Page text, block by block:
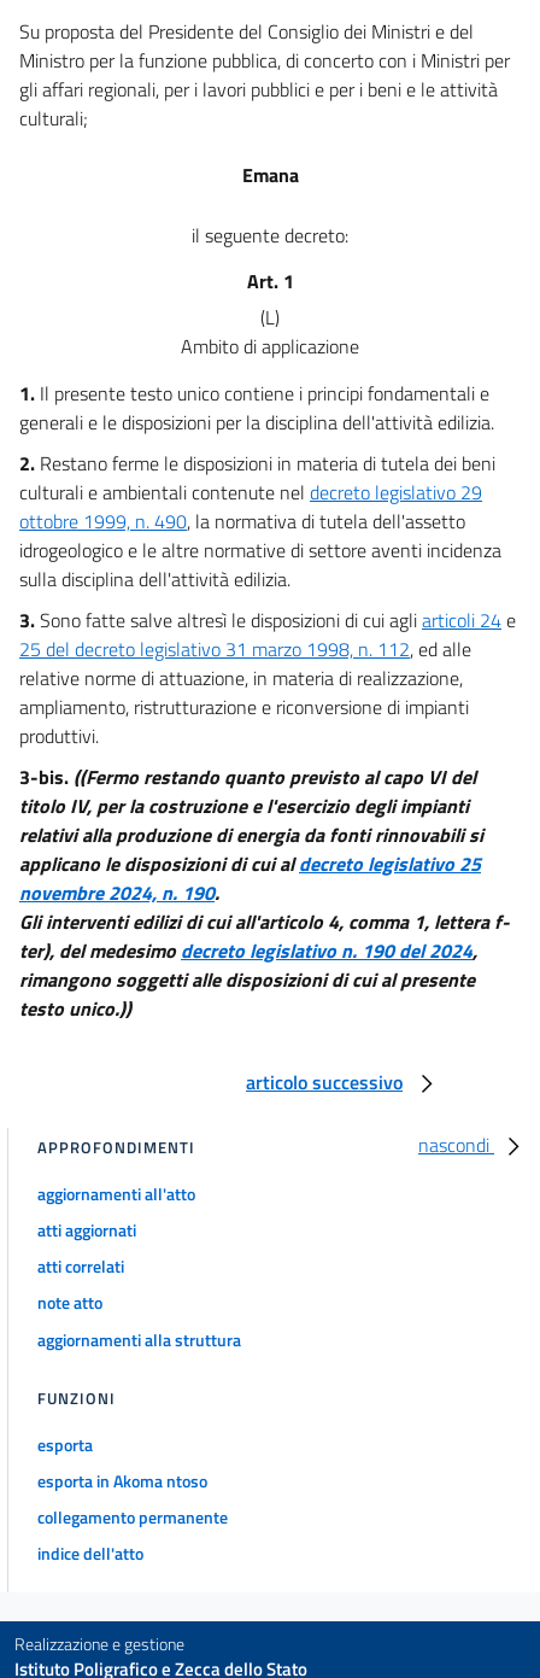
Disposizioni fiscali
49
50
Parte II
Disposizioni di carattere generale
56
57
58
59
60
61
62
63
Capo II
Disciplina delle opere di conglomerato cementizio armato, normale e
precompresso ed a struttura metallica.
Sezione I
Adempimenti
64
65
66
67
Sezione II
71
72
73
74
75
76
Disposizioni per favorire il superamento e l'eliminazione delle barriere
architettoniche negli edifici privati, pubblici e privati aperti al pubblico
Eliminazione delle barriere architettoniche negli edifici privati
77
79
80
Su proposta del Presidente del Consiglio dei Ministri e del
Ministro per la funzione pubblica, di concerto con i Ministri per
gli affari regionali, per i lavori pubblici e per i beni e le attività
culturali;
Emana
il seguente decreto:
Art. 1
(L)
Ambito di applicazione
1. Il presente testo unico contiene i principi fondamentali e
generali e le disposizioni per la disciplina dell'attività edilizia.
2. Restano ferme le disposizioni in materia di tutela dei beni
culturali e ambientali contenute nel decreto legislativo 29
ottobre 1999, n. 490, la normativa di tutela dell'assetto
idrogeologico e le altre normative di settore aventi incidenza
sulla disciplina dell'attività edilizia.
3.Sono fatte salve altresì le disposizioni di cui agliarticoli 24e
25 del decreto legislativo 31 marzo 1998, n. 112, ed alle
relative norme di attuazione, in materia di realizzazione,
ampliamento, ristrutturazione e riconversione di impianti
produttivi.
3-bis. ((Fermo restando quanto previsto al capo VI del
titolo IV, per la costruzione e l'esercizio degli impianti
relativi alla produzione di energia da fonti rinnovabili si
applicano le disposizioni di cui aldecreto legislativo 25
novembre 2024, n. 190.
Gli interventi edilizi di cui all'articolo 4, comma 1, lettera f-
ter), del medesimodecreto legislativo n. 190 del 2024,
rimangono soggetti alle disposizioni di cui al presente
testo unico.))
articolo successivo
nascondi
APPROFONDIMENTI
aggiornamenti all'atto
atti aggiornati
atti correlati
note atto
aggiornamenti alla struttura
FUNZIONI
esporta
esporta in Akoma ntoso
collegamento permanente
indice dell'atto
Realizzazione e gestione
Istituto Poligrafico e Zecca dello Stato